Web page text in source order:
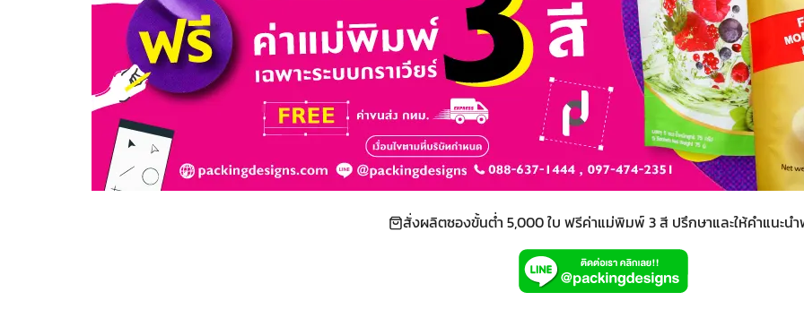
สั่งผลิตซองขั้นต่ำ 5,000 ใบ ฟรีค่าแม่พิมพ์ 3 สี ปรึกษาและให้คำแนะน